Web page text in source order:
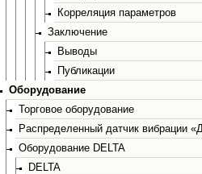
Корреляция параметров
Заключение
Выводы
Публикации
Оборудование
Торговое оборудование
Распределенный датчик вибрации
Оборудование DELTA
DELTA